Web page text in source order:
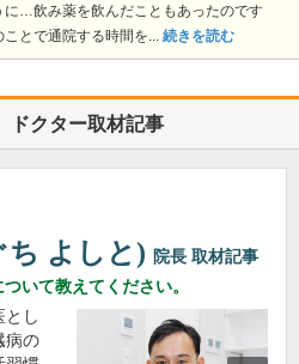
…飲み薬を飲んだこともあったのです
とで通院する時間を... 続きを読む
ドクター取材記事
ち よしと) 院長 取材記事
いて教えてください。
とし
病の